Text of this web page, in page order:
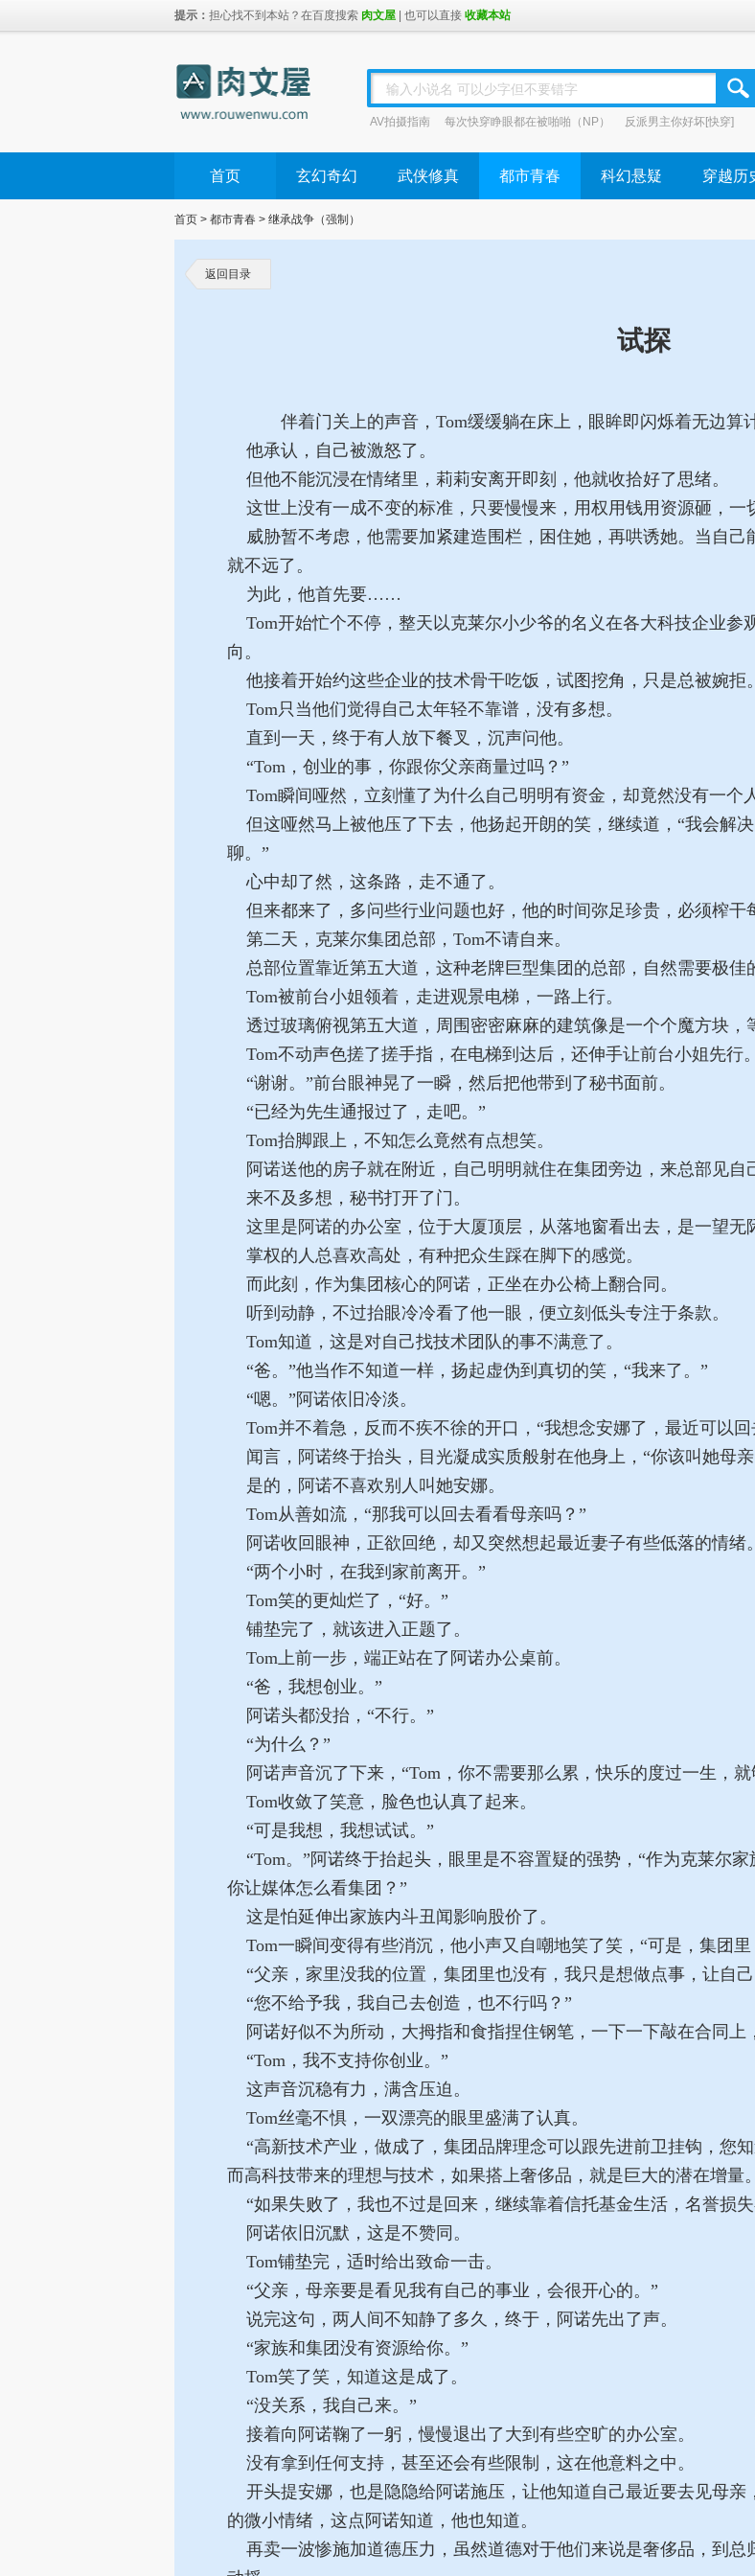
提示： 担心找不到本站？在百度搜索 肉文屋 | 也可以直接 收藏本站
输入小说名 可以少字但不要错字
AV拍摄指南 每次快穿睁眼都在被啪啪（NP） 反派男主你好坏[快穿]
首页 玄幻奇幻 武侠修真 都市青春 科幻悬疑 穿越历
首页 > 都市青春 > 继承战争（强制）
返回目录
试探
伴着门关上的声音，Tom缓缓躺在床上，眼眸即闪烁着无边算计
他承认，自己被激怒了。
但他不能沉浸在情绪里，莉莉安离开即刻，他就收拾好了思绪。
这世上没有一成不变的标准，只要慢慢来，用权用钱用资源砸，一
威胁暂不考虑，他需要加紧建造围栏，困住她，再哄诱她。当自己
就不远了。
为此，他首先要……
Tom开始忙个不停，整天以克莱尔小少爷的名义在各大科技企业参
向。
他接着开始约这些企业的技术骨干吃饭，试图挖角，只是总被婉拒。
Tom只当他们觉得自己太年轻不靠谱，没有多想。
直到一天，终于有人放下餐叉，沉声问他。
“Tom，创业的事，你跟你父亲商量过吗？”
Tom瞬间哑然，立刻懂了为什么自己明明有资金，却竟然没有一个
但这哑然马上被他压了下去，他扬起开朗的笑，继续道，“我会解
聊。”
心中却了然，这条路，走不通了。
但来都来了，多问些行业问题也好，他的时间弥足珍贵，必须榨干
第二天，克莱尔集团总部，Tom不请自来。
总部位置靠近第五大道，这种老牌巨型集团的总部，自然需要极佳
Tom被前台小姐领着，走进观景电梯，一路上行。
透过玻璃俯视第五大道，周围密密麻麻的建筑像是一个个魔方块，
Tom不动声色搓了搓手指，在电梯到达后，还伸手让前台小姐先行。
“谢谢。”前台眼神晃了一瞬，然后把他带到了秘书面前。
“已经为先生通报过了，走吧。”
Tom抬脚跟上，不知怎么竟然有点想笑。
阿诺送他的房子就在附近，自己明明就住在集团旁边，来总部见自
来不及多想，秘书打开了门。
这里是阿诺的办公室，位于大厦顶层，从落地窗看出去，是一望无
掌权的人总喜欢高处，有种把众生踩在脚下的感觉。
而此刻，作为集团核心的阿诺，正坐在办公椅上翻合同。
听到动静，不过抬眼冷冷看了他一眼，便立刻低头专注于条款。
Tom知道，这是对自己找技术团队的事不满意了。
“爸。”他当作不知道一样，扬起虚伪到真切的笑，“我来了。”
“嗯。”阿诺依旧冷淡。
Tom并不着急，反而不疾不徐的开口，“我想念安娜了，最近可以回
闻言，阿诺终于抬头，目光凝成实质般射在他身上，“你该叫她母亲
是的，阿诺不喜欢别人叫她安娜。
Tom从善如流，“那我可以回去看看母亲吗？”
阿诺收回眼神，正欲回绝，却又突然想起最近妻子有些低落的情绪。
“两个小时，在我到家前离开。”
Tom笑的更灿烂了，“好。”
铺垫完了，就该进入正题了。
Tom上前一步，端正站在了阿诺办公桌前。
“爸，我想创业。”
阿诺头都没抬，“不行。”
“为什么？”
阿诺声音沉了下来，“Tom，你不需要那么累，快乐的度过一生，就
Tom收敛了笑意，脸色也认真了起来。
“可是我想，我想试试。”
“Tom。”阿诺终于抬起头，眼里是不容置疑的强势，“作为克莱尔家
你让媒体怎么看集团？”
这是怕延伸出家族内斗丑闻影响股价了。
Tom一瞬间变得有些消沉，他小声又自嘲地笑了笑，“可是，集团里
“父亲，家里没我的位置，集团里也没有，我只是想做点事，让自
“您不给予我，我自己去创造，也不行吗？”
阿诺好似不为所动，大拇指和食指捏住钢笔，一下一下敲在合同上
“Tom，我不支持你创业。”
这声音沉稳有力，满含压迫。
Tom丝毫不惧，一双漂亮的眼里盛满了认真。
“高新技术产业，做成了，集团品牌理念可以跟先进前卫挂钩，您
而高科技带来的理想与技术，如果搭上奢侈品，就是巨大的潜在增量
“如果失败了，我也不过是回来，继续靠着信托基金生活，名誉损
阿诺依旧沉默，这是不赞同。
Tom铺垫完，适时给出致命一击。
“父亲，母亲要是看见我有自己的事业，会很开心的。”
说完这句，两人间不知静了多久，终于，阿诺先出了声。
“家族和集团没有资源给你。”
Tom笑了笑，知道这是成了。
“没关系，我自己来。”
接着向阿诺鞠了一躬，慢慢退出了大到有些空旷的办公室。
没有拿到任何支持，甚至还会有些限制，这在他意料之中。
开头提安娜，也是隐隐给阿诺施压，让他知道自己最近要去见母亲
的微小情绪，这点阿诺知道，他也知道。
再卖一波惨施加道德压力，虽然道德对于他们来说是奢侈品，到总